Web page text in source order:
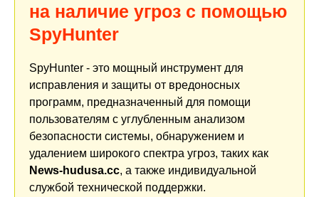
на наличие угроз с помощью
SpyHunter
SpyHunter - это мощный инструмент для
исправления и защиты от вредоносных
программ, предназначенный для помощи
пользователям с углубленным анализом
безопасности системы, обнаружением и
удалением широкого спектра угроз, таких как
News-hudusa.cc, а также индивидуальной
службой технической поддержки.